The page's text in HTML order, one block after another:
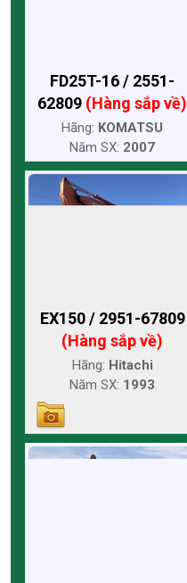
FD25T-16 / 2551-
62809 (Hàng sắp về)
Hãng: KOMATSU
Năm SX: 2007
EX150 / 2951-67809
(Hàng sắp về)
Hãng: Hitachi
Năm SX: 1993